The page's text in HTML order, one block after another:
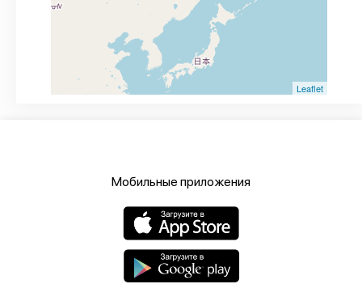
Leaflet
Мобильные приложения